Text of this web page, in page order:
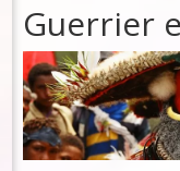
Guerrier